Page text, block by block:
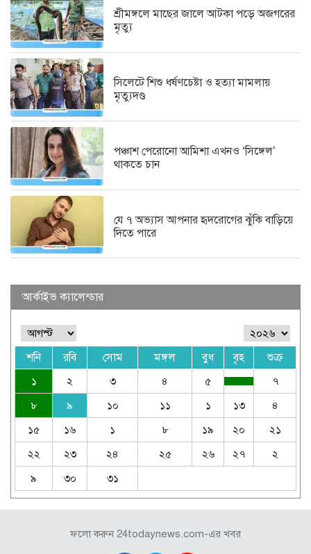
দৃষ্টিশক্তির জন্য আল্লাহর কৃতজ্ঞতা প্রকাশ...
১ সপ্তাহ আগে
শ্রীমঙ্গলে মাছের জালে আটকা পড়ে অজগরের
মৃত্যু
সিলেটে শিশু ধর্ষণচেষ্টা ও হত্যা মামলায়
মৃত্যুদণ্ড
পঞ্চাশ পেরোনো আমিশা এখনও ‘সিঙ্গেল’
থাকতে চান
যে ৭ অভ্যাস আপনার হৃদরোগের ঝুঁকি বাড়িয়ে
দিতে পারে
আর্কাইভ ক্যালেন্ডার
শনি রবি সোম মঙ্গল বুধ বৃহ শুক্র
১ ২ ৩ ৪ ৫
৭
৮
৯ ১০ ১১ ১ ১৩
৪
১৫
১৬ ১ ৮ ১৯ ২০
২১
২২
২৩ ২৪ ২৫ ২৬ ২৭
২
৯
৩০ ৩১
ফলো করুন 24todaynews.com-এর খবর